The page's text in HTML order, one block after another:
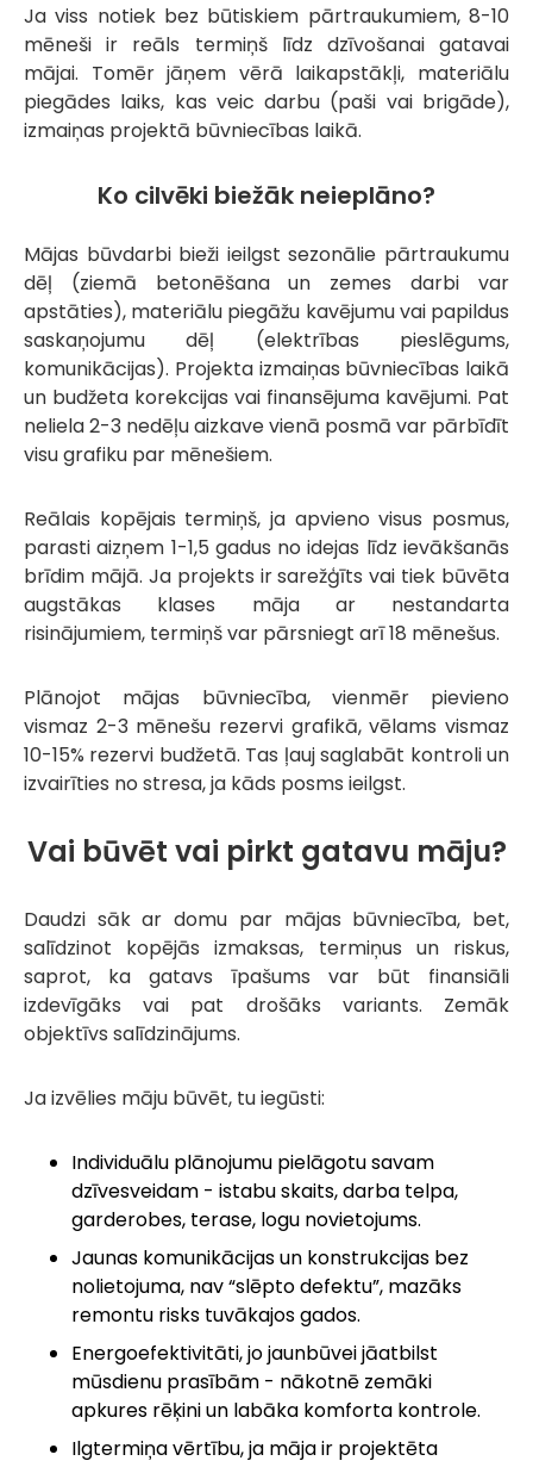
Ja viss notiek bez būtiskiem pārtraukumiem, 8-10
mēneši ir reāls termiņš līdz dzīvošanai gatavai
mājai. Tomēr jāņem vērā laikapstākļi, materiālu
piegādes laiks, kas veic darbu (paši vai brigāde),
izmaiņas projektā būvniecības laikā.
Ko cilvēki biežāk neieplāno?
Mājas būvdarbi bieži ieilgst sezonālie pārtraukumu
dēļ (ziemā betonēšana un zemes darbi var
apstāties), materiālu piegāžu kavējumu vai papildus
saskaņojumu dēļ (elektrības pieslēgums,
komunikācijas). Projekta izmaiņas būvniecības laikā
un budžeta korekcijas vai finansējuma kavējumi. Pat
neliela 2-3 nedēļu aizkave vienā posmā var pārbīdīt
visu grafiku par mēnešiem.
Reālais kopējais termiņš, ja apvieno visus posmus,
parasti aizņem 1-1,5 gadus no idejas līdz ievākšanās
brīdim mājā. Ja projekts ir sarežģīts vai tiek būvēta
augstākas klases māja ar nestandarta
risinājumiem, termiņš var pārsniegt arī 18 mēnešus.
Plānojot mājas būvniecība, vienmēr pievieno
vismaz 2-3 mēnešu rezervi grafikā, vēlams vismaz
10-15% rezervi budžetā. Tas ļauj saglabāt kontroli un
izvairīties no stresa, ja kāds posms ieilgst.
Vai būvēt vai pirkt gatavu māju?
Daudzi sāk ar domu par mājas būvniecība, bet,
salīdzinot kopējās izmaksas, termiņus un riskus,
saprot, ka gatavs īpašums var būt finansiāli
izdevīgāks vai pat drošāks variants. Zemāk
objektīvs salīdzinājums.
Ja izvēlies māju būvēt, tu iegūsti:
Individuālu plānojumu pielāgotu savam
dzīvesveidam - istabu skaits, darba telpa,
garderobes, terase, logu novietojums.
Jaunas komunikācijas un konstrukcijas bez
nolietojuma, nav “slēpto defektu”, mazāks
remontu risks tuvākajos gados.
Energoefektivitāti, jo jaunbūvei jāatbilst
mūsdienu prasībām - nākotnē zemāki
apkures rēķini un labāka komforta kontrole.
Ilgtermiņa vērtību, ja māja ir projektēta